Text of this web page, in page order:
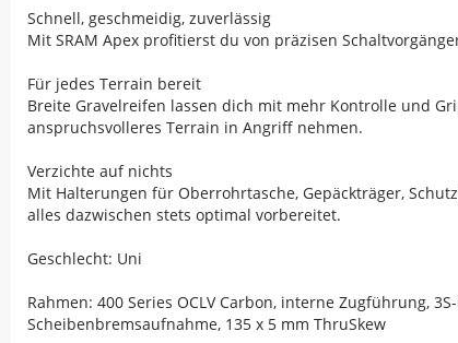
Schnell, geschmeidig, zuverlässig
Mit SRAM Apex profitierst du von präzisen
Für jedes Terrain bereit
Breite Gravelreifen lassen dich mit mehr Kontrolle und
anspruchsvolleres Terrain in Angriff nehmen.
Verzichte auf nichts
Mit Halterungen für Oberrohrtasche, Gepäckträger,
alles dazwischen stets optimal vorbereitet.
Geschlecht: Uni
Rahmen: 400 Series OCLV Carbon, interne Zugführung,
Scheibenbremsaufnahme, 135 x 5 mm ThruSkew